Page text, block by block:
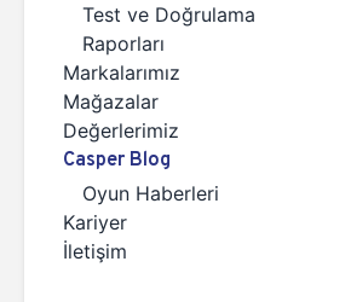
Test ve Doğrulama
Raporları
Markalarımız
Mağazalar
Değerlerimiz
Casper Blog
Oyun Haberleri
Kariyer
İletişim